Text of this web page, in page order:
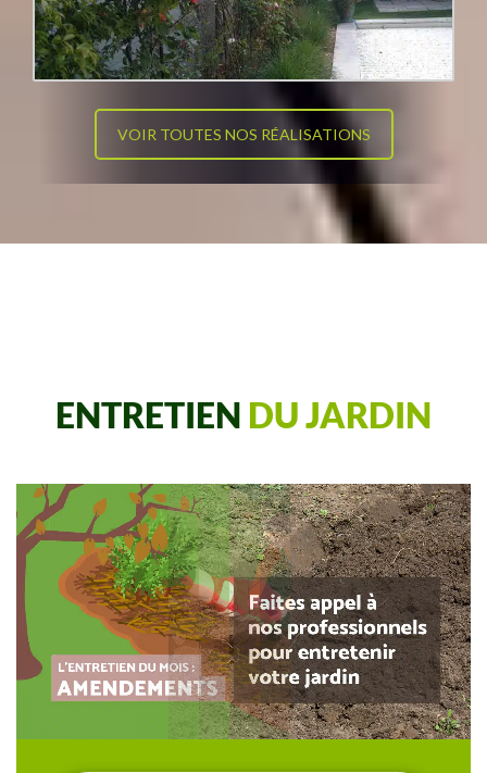
VOIR TOUTES NOS RÉALISATIONS
ENTRETIEN DU JARDIN